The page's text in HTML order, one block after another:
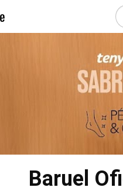
Baruel